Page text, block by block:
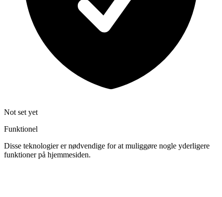
Not set yet
Funktionel
Disse teknologier er nødvendige for at muliggøre nogle yderligere
funktioner på hjemmesiden.